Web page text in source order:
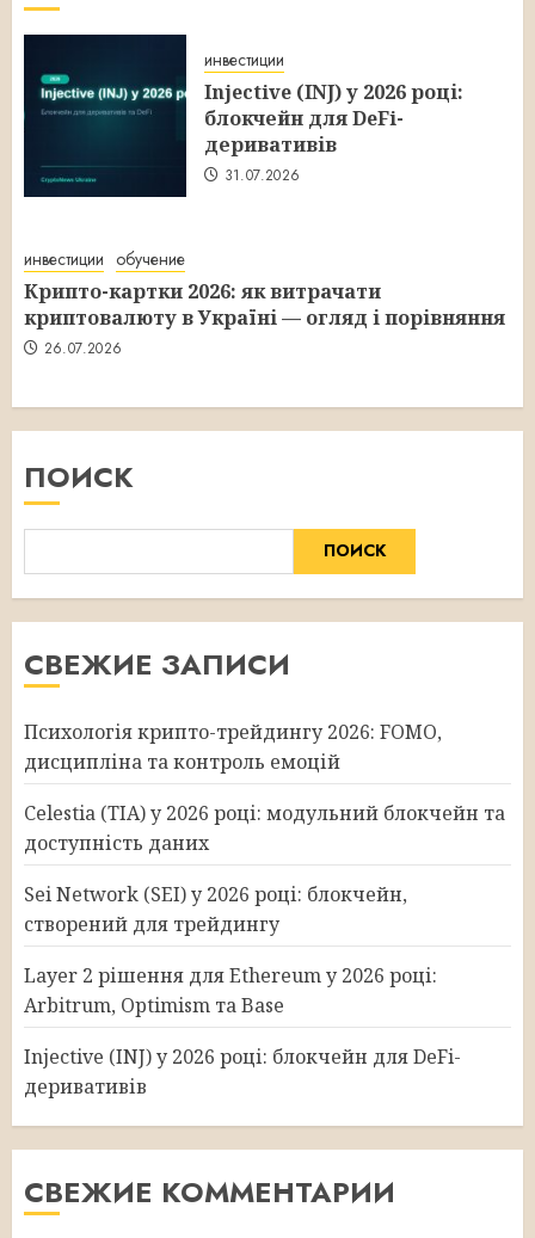
инвестиции
Injective (INJ) у 2026 році:
блокчейн для DeFi-
деривативів
31.07.2026
инвестиции обучение
Крипто-картки 2026: як витрачати
криптовалюту в Україні — огляд і порівняння
26.07.2026
ПОИСК
ПОИСК
СВЕЖИЕ ЗАПИСИ
Психологія крипто-трейдингу 2026: FOMO,
дисципліна та контроль емоцій
Celestia (TIA) у 2026 році: модульний блокчейн та
доступність даних
Sei Network (SEI) у 2026 році: блокчейн,
створений для трейдингу
Layer 2 рішення для Ethereum у 2026 році:
Arbitrum, Optimism та Base
Injective (INJ) у 2026 році: блокчейн для DeFi-
деривативів
СВЕЖИЕ КОММЕНТАРИИ